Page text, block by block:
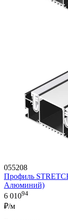
055208
Профиль
Алюминий)
6 01094
₽/м